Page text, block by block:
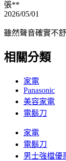
張**
2026/05/01
雖然聲音確實不
相關分類
家電
Panasonic
美容家電
電鬍刀
家電
電鬍刀
男士強檔優